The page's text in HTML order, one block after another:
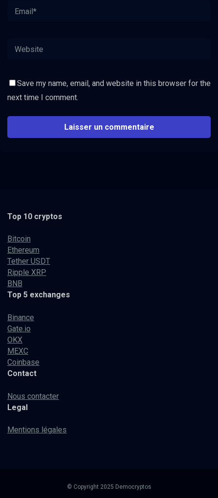
Save my name, email, and website in this browser for the
next time I comment.
Top 10 cryptos
Bitcoin
Ethereum
Tether USDT
Ripple XRP
BNB
Top 5 exchanges
Binance
Gate.io
OKX
MEXC
Coinbase
Contact
Nous contacter
Legal
Mentions légales
© Copyright 2025 Democryptos